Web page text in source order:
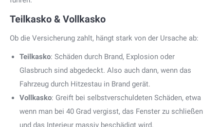
Teilkasko & Vollkasko
Ob die Versicherung zahlt, hängt stark von der Ursache ab:
Teilkasko: Schäden durch Brand, Explosion oder
Glasbruch sind abgedeckt. Also auch dann, wenn das
Fahrzeug durch Hitzestau in Brand gerät.
Vollkasko: Greift bei selbstverschuldeten Schäden, etwa
wenn man bei 40 Grad vergisst, das Fenster zu schließen
und das Interieur massiv beschädigt wird.